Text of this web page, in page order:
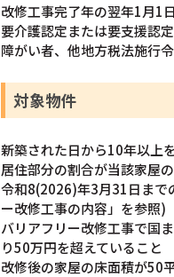
改修工事完了年の翌年1月1
要介護認定または要支援認
障がい者、他地方税法施行
対象物件
新築された日から10年以上
居住部分の割合が当該家屋
令和8(2026)年3月31日まで
ー改修工事の内容」を参照)
バリアフリー改修工事で国
り50万円を超えていること
改修後の家屋の床面積が50